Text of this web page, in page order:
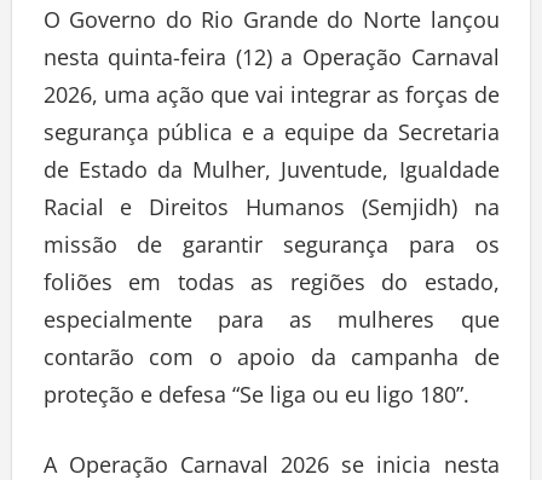
O Governo do Rio Grande do Norte lançou
nesta quinta-feira (12) a Operação Carnaval
2026, uma ação que vai integrar as forças de
segurança pública e a equipe da Secretaria
de Estado da Mulher, Juventude, Igualdade
Racial e Direitos Humanos (Semjidh) na
missão de garantir segurança para os
foliões em todas as regiões do estado,
especialmente para as mulheres que
contarão com o apoio da campanha de
proteção e defesa “Se liga ou eu ligo 180”.
A Operação Carnaval 2026 se inicia nesta